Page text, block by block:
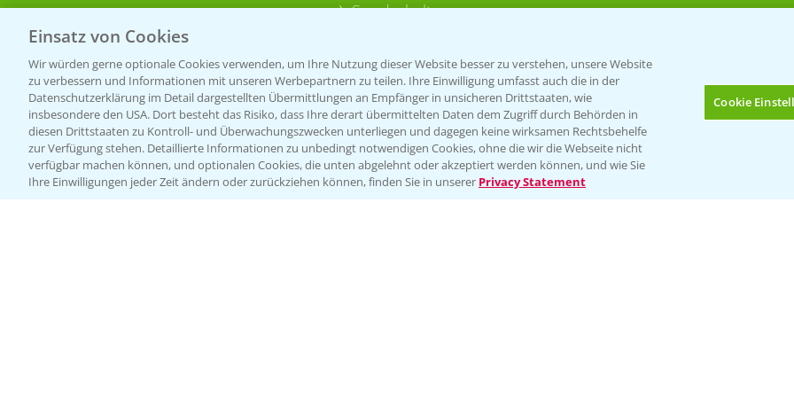
Bis zu 4 Produkte vergleichen:
Sonderkulturen
Folgen Sie uns
Einsatz von Cookies
Wir würden gerne optionale Cookies verwenden, um Ihre Nutzung dieser Website besser zu verstehen, unsere Website
zu verbessern und Informationen mit unseren Werbepartnern zu teilen. Ihre Einwilligung umfasst auch die in der
Datenschutzerklärung im Detail dargestellten Übermittlungen an Empfänger in unsicheren Drittstaaten, wie
insbesondere den USA. Dort besteht das Risiko, dass Ihre derart übermittelten Daten dem Zugriff durch Behörden in
diesen Drittstaaten zu Kontroll- und Überwachungszwecken unterliegen und dagegen keine wirksamen Rechtsbehelfe
zur Verfügung stehen. Detaillierte Informationen zu unbedingt notwendigen Cookies, ohne die wir die Webseite nicht
verfügbar machen können, und optionalen Cookies, die unten abgelehnt oder akzeptiert werden können, und wie Sie
Ihre Einwilligungen jeder Zeit ändern oder zurückziehen können, finden Sie in unserer Privacy Statement
Cookie